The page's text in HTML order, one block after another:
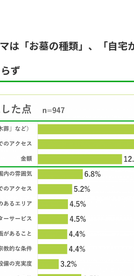
は「お墓の種類」、「自宅
ず